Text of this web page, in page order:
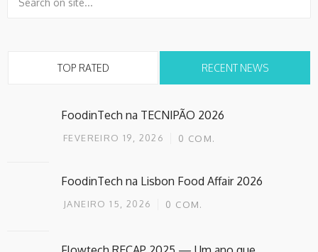
TOP RATED RECENT NEWS
FoodinTech na TECNIPÃO 2026
FEVEREIRO 19, 2026 0 COM.
FoodinTech na Lisbon Food Affair 2026
JANEIRO 15, 2026 0 COM.